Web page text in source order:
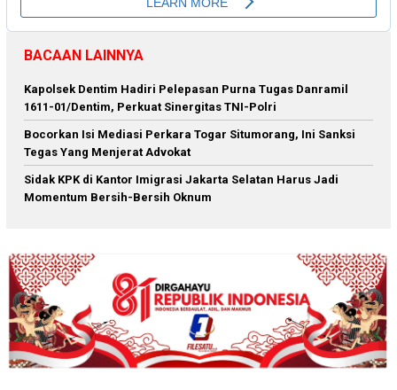
BACAAN LAINNYA
Kapolsek Dentim Hadiri Pelepasan Purna Tugas Danramil
1611-01/Dentim, Perkuat Sinergitas TNI-Polri
Bocorkan Isi Mediasi Perkara Togar Situmorang, Ini Sanksi
Tegas Yang Menjerat Advokat
Sidak KPK di Kantor Imigrasi Jakarta Selatan Harus Jadi
Momentum Bersih-Bersih Oknum